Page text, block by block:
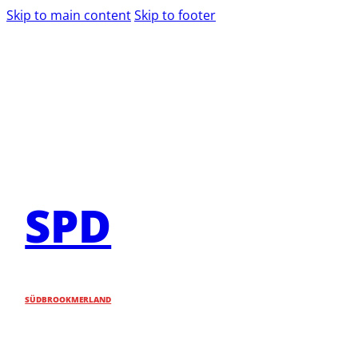
Skip to main contentSkip to footer
SPD
SÜDBROOKMERLAND